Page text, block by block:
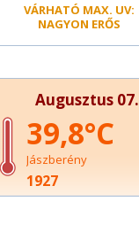
VÁRHATÓ MAX. UV:
NAGYON ERŐS
Augusztus 07.
39,8
Jászberény
1927